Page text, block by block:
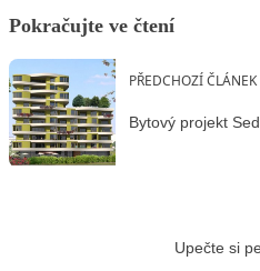
Pokračujte ve čtení
PŘEDCHOZÍ ČLÁNEK
Bytový projekt
Upečte si